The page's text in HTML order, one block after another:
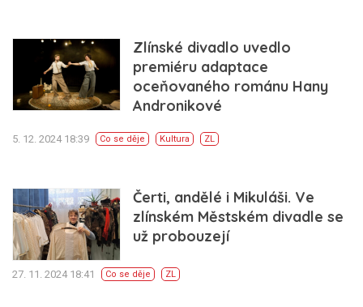
Zlínské divadlo uvedlo
premiéru adaptace
oceňovaného románu Hany
Andronikové
5. 12. 2024 18:39 Co se děje Kultura ZL
Čerti, andělé i Mikuláši. Ve
zlínském Městském divadle se
už probouzejí
27. 11. 2024 18:41 Co se děje ZL